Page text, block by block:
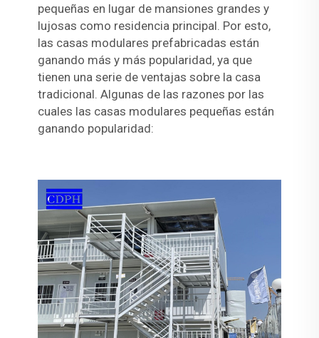
pequeñas en lugar de mansiones grandes y
lujosas como residencia principal. Por esto,
las casas modulares prefabricadas están
ganando más y más popularidad, ya que
tienen una serie de ventajas sobre la casa
tradicional. Algunas de las razones por las
cuales las casas modulares pequeñas están
ganando popularidad: